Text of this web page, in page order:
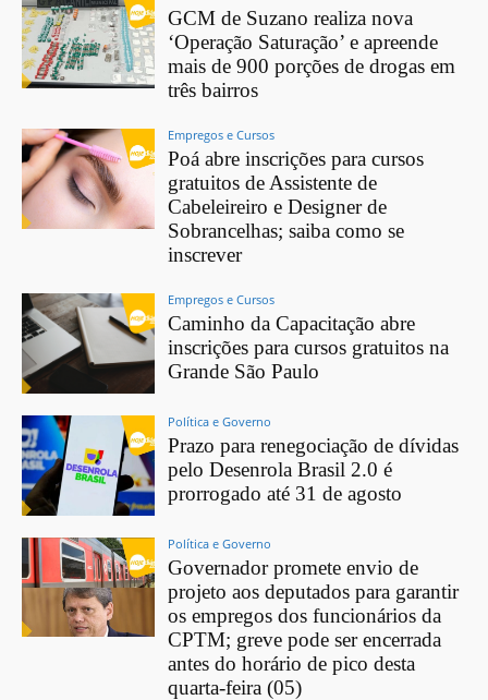
GCM de Suzano realiza nova
‘Operação Saturação’ e apreende
mais de 900 porções de drogas em
três bairros
Empregos e Cursos
Poá abre inscrições para cursos
gratuitos de Assistente de
Cabeleireiro e Designer de
Sobrancelhas; saiba como se
inscrever
Empregos e Cursos
Caminho da Capacitação abre
inscrições para cursos gratuitos na
Grande São Paulo
Política e Governo
Prazo para renegociação de dívidas
pelo Desenrola Brasil 2.0 é
prorrogado até 31 de agosto
Política e Governo
Governador promete envio de
projeto aos deputados para garantir
os empregos dos funcionários da
CPTM; greve pode ser encerrada
antes do horário de pico desta
quarta-feira (05)